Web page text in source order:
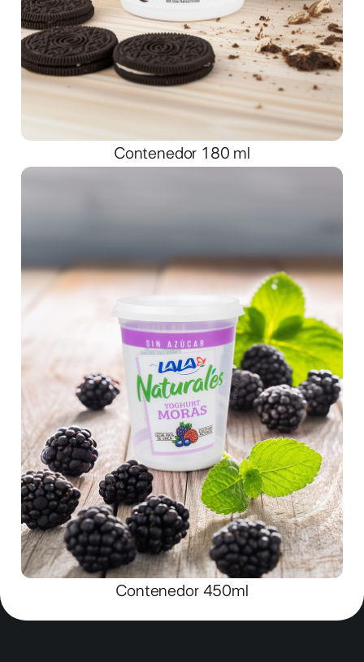
Contenedor 180 ml
Contenedor 450ml